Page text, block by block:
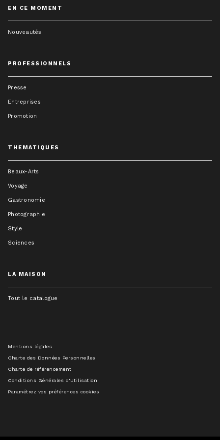
EN CE MOMENT
Nouveautés
PROFESSIONNELS
Presse
Entreprises
Promotion
THEMATIQUES
Beaux-Arts
Voyage
Gastronomie
Photographie
Style
Sciences
LA MAISON
Tout le catalogue
Mentions légales
Charte des Données Personnelles
Charte de référencement
Conditions Générales d'Utilisation
Paramétrez vos préférences cookies